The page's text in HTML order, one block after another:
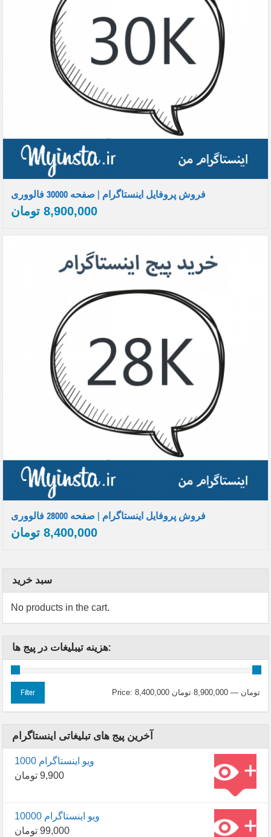
فروش پروفایل اینستاگرام | صفحه 30000 فالووری
8,900,000 تومان
فروش پروفایل اینستاگرام | صفحه 28000 فالووری
8,400,000 تومان
سبد خرید
No products in the cart.
هزینه تیبلیغات در پیج ها:
Filter Price: 8,400,000 تومان —8,900,000 تومان
آخرین پیج های تبلیغاتی اینستاگرام
1000 ویو اینستاگرام
9,900 تومان
10000 ویو اینستاگرام
99,000 تومان